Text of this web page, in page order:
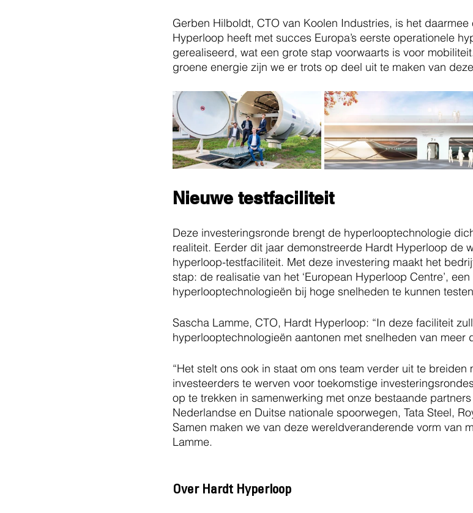
Gerben Hilboldt, CTO van Koolen Industries, is het daarmee
Hyperloop heeft met succes Europa’s eerste operationele
gerealiseerd, wat een grote stap voorwaarts is voor
groene energie zijn we er trots op deel uit te maken van
Nieuwe testfaciliteit
Deze investeringsronde brengt de hyperlooptechnologie
realiteit. Eerder dit jaar demonstreerde Hardt Hyperloop de
hyperloop-testfaciliteit. Met deze investering maakt het
stap: de realisatie van het ‘European Hyperloop Centre’,
hyperlooptechnologieën bij hoge snelheden te kunnen
Sascha Lamme, CTO, Hardt Hyperloop: “In deze faciliteit
hyperlooptechnologieën aantonen met snelheden van meer
“Het stelt ons ook in staat om ons team verder uit te
investeerders te werven voor toekomstige
op te trekken in samenwerking met onze bestaande
Nederlandse en Duitse nationale spoorwegen, Tata Steel,
Samen maken we van deze wereldveranderende vorm van
Lamme.
Over Hardt Hyperloop